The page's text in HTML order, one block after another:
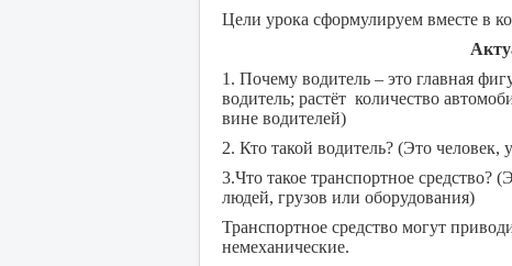
Цели урока сформулируем вместе в
1. Почему водитель – это главная
водитель; растёт количество
вине водителей)
2. Кто такой водитель? (Это
3.Что такое транспортное средство?
людей, грузов или оборудования)
Транспортное средство могут
немеханические.